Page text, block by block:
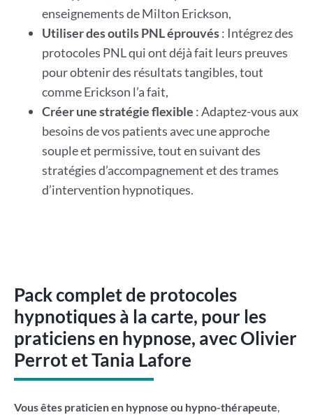
enseignements de Milton Erickson,
Utiliser des outils PNL éprouvés: Intégrez des
protocoles PNL qui ont déjà fait leurs preuves
pour obtenir des résultats tangibles, tout
comme Erickson l’a fait,
Créer une stratégie flexible : Adaptez-vous aux
besoins de vos patients avec une approche
souple et permissive, tout en suivant des
stratégies d’accompagnement et des trames
d’intervention hypnotiques.
Pack complet de protocoles
hypnotiques à la carte, pour les
praticiens en hypnose, avec Olivier
Perrot et Tania Lafore
Vous êtes praticien en hypnose ou hypno-thérapeute,